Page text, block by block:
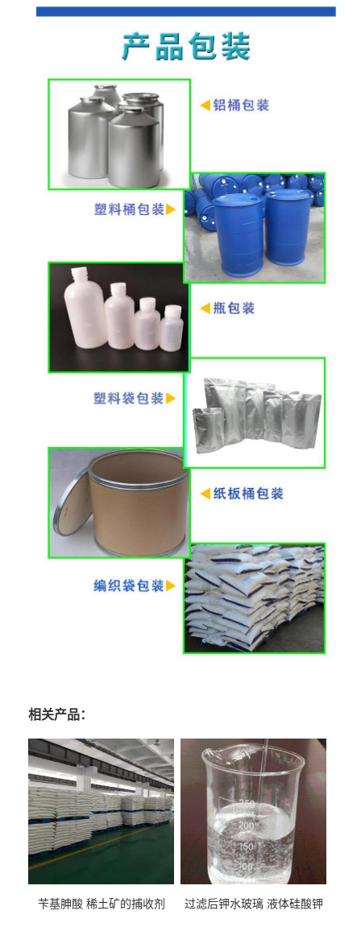
相关产品：
苄基胂酸 稀土矿的捕收剂 过滤后钾水玻璃 液体硅酸钾